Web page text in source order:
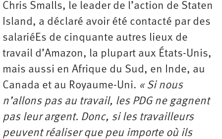
Chris Smalls, le leader de l’action de Staten
Island, a déclaré avoir été contacté par des
salariéEs de cinquante autres lieux de
travail d’Amazon, la plupart aux États-Unis,
mais aussi en Afrique du Sud, en Inde, au
Canada et au Royaume-Uni. « Si nous
n’allons pas au travail, les PDG ne gagnent
pas leur argent. Donc, si les travailleurs
peuvent réaliser que peu importe où ils